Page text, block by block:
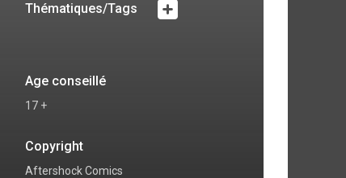
Thématiques/Tags
Age conseillé
17 +
Copyright
Aftershock Comics